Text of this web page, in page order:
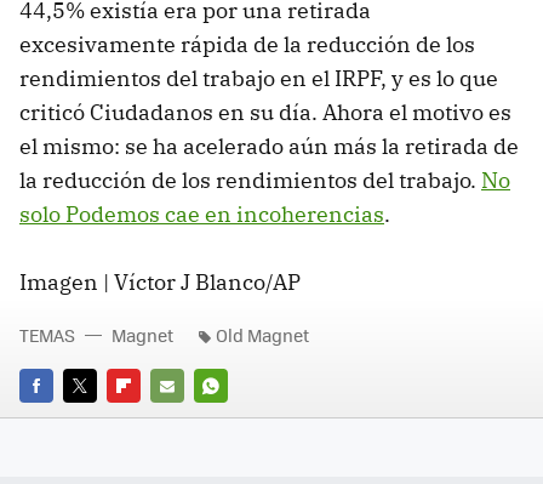
44,5% existía era por una retirada
excesivamente rápida de la reducción de los
rendimientos del trabajo en el IRPF, y es lo que
criticó Ciudadanos en su día. Ahora el motivo es
el mismo: se ha acelerado aún más la retirada de
la reducción de los rendimientos del trabajo. No
solo Podemos cae en incoherencias.
Imagen | Víctor J Blanco/AP
FACEBOOK
TWITTERFLIPBOARD
E-
WHATSAPP
TEMAS Magnet Old Magnet